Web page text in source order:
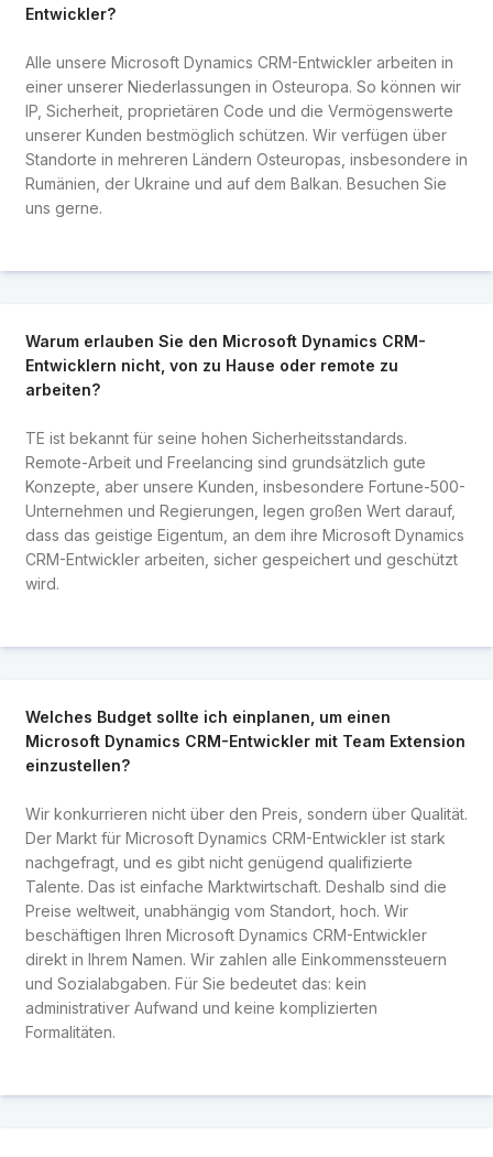
Entwickler?
Alle unsere Microsoft Dynamics CRM-Entwickler arbeiten in
einer unserer Niederlassungen in Osteuropa. So können wir
IP, Sicherheit, proprietären Code und die Vermögenswerte
unserer Kunden bestmöglich schützen. Wir verfügen über
Standorte in mehreren Ländern Osteuropas, insbesondere in
Rumänien, der Ukraine und auf dem Balkan. Besuchen Sie
uns gerne.
Warum erlauben Sie den Microsoft Dynamics CRM-
Entwicklern nicht, von zu Hause oder remote zu
arbeiten?
TE ist bekannt für seine hohen Sicherheitsstandards.
Remote-Arbeit und Freelancing sind grundsätzlich gute
Konzepte, aber unsere Kunden, insbesondere Fortune-500-
Unternehmen und Regierungen, legen großen Wert darauf,
dass das geistige Eigentum, an dem ihre Microsoft Dynamics
CRM-Entwickler arbeiten, sicher gespeichert und geschützt
wird.
Welches Budget sollte ich einplanen, um einen
Microsoft Dynamics CRM-Entwickler mit Team Extension
einzustellen?
Wir konkurrieren nicht über den Preis, sondern über Qualität.
Der Markt für Microsoft Dynamics CRM-Entwickler ist stark
nachgefragt, und es gibt nicht genügend qualifizierte
Talente. Das ist einfache Marktwirtschaft. Deshalb sind die
Preise weltweit, unabhängig vom Standort, hoch. Wir
beschäftigen Ihren Microsoft Dynamics CRM-Entwickler
direkt in Ihrem Namen. Wir zahlen alle Einkommenssteuern
und Sozialabgaben. Für Sie bedeutet das: kein
administrativer Aufwand und keine komplizierten
Formalitäten.